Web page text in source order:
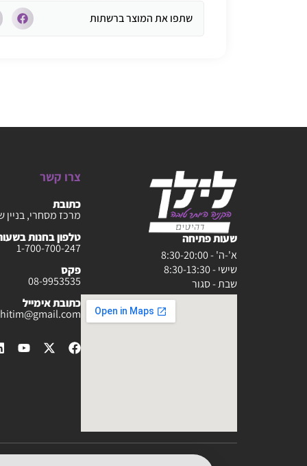
שתפו את המוצר ברשתות
שעות פתיחה
א'-ה' - 8:30-20:00
שישי - 8:30-13:30
שבת - סגור
צרו קשר
כתובת
מרכז מסחרי, בניין
טלפון בחנות בשעות 08:30-
1-700-700-247
פקס
08-9953535
כתובת אימייל